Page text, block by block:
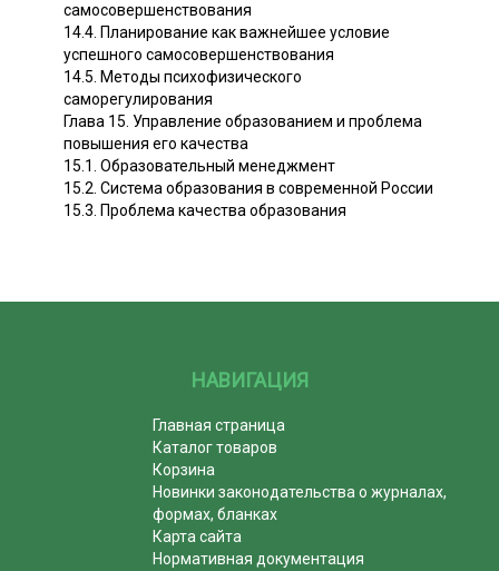
самосовершенствования
14.4. Планирование как важнейшее условие
успешного самосовершенствования
14.5. Методы психофизического
саморегулирования
Глава 15. Управление образованием и проблема
повышения его качества
15.1. Образовательный менеджмент
15.2. Система образования в современной России
15.3. Проблема качества образования
НАВИГАЦИЯ
Главная страница
Каталог товаров
Корзина
Новинки законодательства о журналах,
формах, бланках
Карта сайта
Нормативная документация